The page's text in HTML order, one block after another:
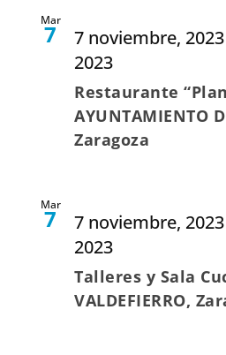
Mar
7 7 noviembre, 2023
2023
Restaurante
AYUNTAMIENTO
Zaragoza
Mar
7 7 noviembre, 2023
2023
Talleres y Sala
VALDEFIERRO,